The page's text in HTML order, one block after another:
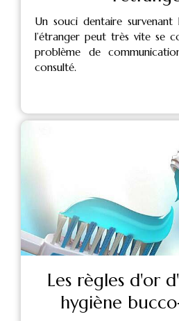
Un souci dentaire
l’étranger peut très vite se
problème de
consulté.
Les règles d'or
hygiène